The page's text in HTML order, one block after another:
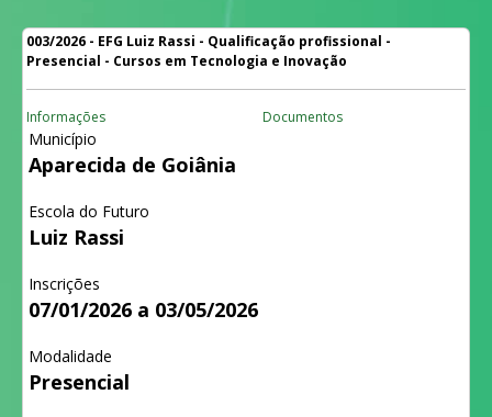
003/2026 - EFG Luiz Rassi - Qualificação profissional -
Presencial - Cursos em Tecnologia e Inovação
Informações Documentos
Município
Aparecida de Goiânia
Escola do Futuro
Luiz Rassi
Inscrições
07/01/2026 a 03/05/2026
Modalidade
Presencial